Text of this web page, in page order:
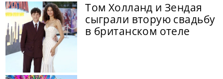
Том Холланд и Зендая
сыграли вторую свадьбу
в британском отеле